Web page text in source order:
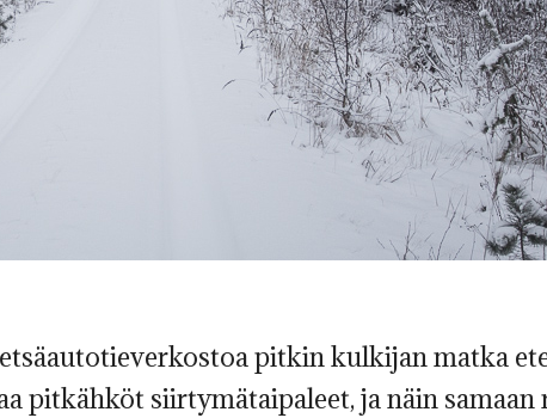
pitkin kulkijan matka
pitkähköt siirtymätaipaleet, ja näin samaan